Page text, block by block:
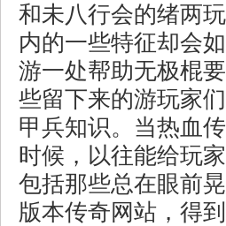
和未八行会的绪两
内的一些特征却会
游一处帮助无极棍
些留下来的游玩家
甲兵知识。当热血
时候，以往能给玩
包括那些总在眼前
版本传奇网站，得